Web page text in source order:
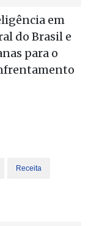
em
do Brasil e
para o
Receita